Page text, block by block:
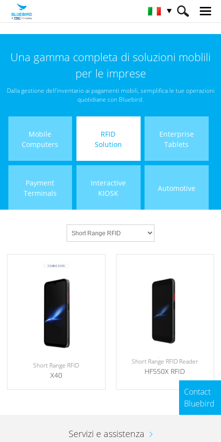
Short Range RFID
Una gamma completa di soluzioni moblili
per le imprese
Dalla gestione dell’inventario ai pagamenti mobili, semplifica le tue operazioni
quotidiane con Bluebird.
Mobile
Computers
RFID
Solution
Enterprise
Tablets
Payment
Terminals
Interactive
KIOSK
Automotive
Short Range RFID
X40
Short Range RFID Reader
HF550X RFID
Contact
Bluebird
Servizi e assistenza